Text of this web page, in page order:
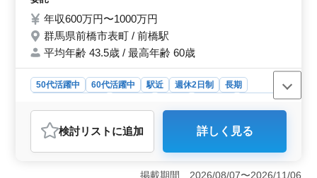
年収600万円〜1000万円
群馬県前橋市表町 / 前橋駅
平均年齢 43.5歳 / 最高年齢 60歳
50代活躍中 60代活躍中 駅近 週休2日制
長期
業務委託
おすすめポイント
＜専門性＞ 経験豊富な弁護士を募集しています。交通
事故や債務整理、不動産問題などの案件に精通している
検討リスト に追加 詳しく見る
掲載期間 2026/08/07〜2026/11/06